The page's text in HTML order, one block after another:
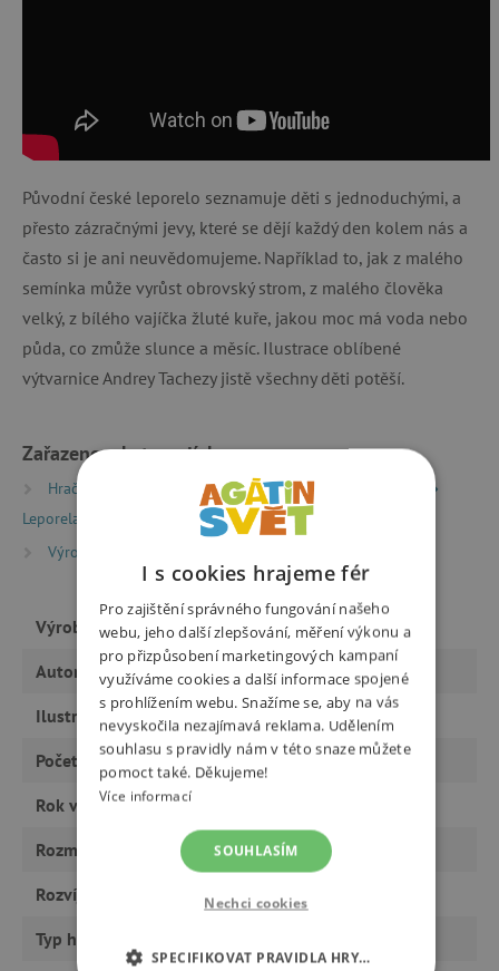
Původní české leporelo seznamuje děti s jednoduchými, a
přesto zázračnými jevy, které se dějí každý den kolem nás a
často si je ani neuvědomujeme. Například to, jak z malého
semínka může vyrůst obrovský strom, z malého člověka
velký, z bílého vajíčka žluté kuře, jakou moc má voda nebo
půda, co zmůže slunce a měsíc. Ilustrace oblíbené
výtvarnice Andrey Tachezy jistě všechny děti potěší.
Zařazeno v kategoriích
Hračky dle typu Knihy
Knížky pro nejmenší
Leporela
Výrobci
Výrobce Mladá Fronta
Autor Daniela Krolupperová
Ilustrátor Andrea Tachezy
Počet stran 12
Rok vydání
Rozměry 165 x 240 x 10 mm
Rozvíjí
Typ hračky
I s cookies hrajeme fér
Pro zajištění správného fungování našeho
webu, jeho další zlepšování, měření výkonu a
pro přizpůsobení marketingových kampaní
využíváme cookies a další informace spojené
s prohlížením webu. Snažíme se, aby na vás
nevyskočila nezajímavá reklama. Udělením
souhlasu s pravidly nám v této snaze můžete
pomoct také. Děkujeme!
Více informací
SOUHLASÍM
Nechci cookies
SPECIFIKOVAT PRAVIDLA HRY…